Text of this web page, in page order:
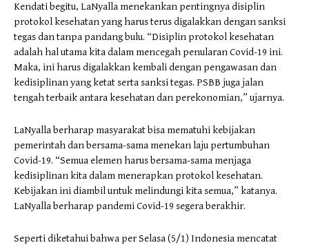
Kendati begitu, LaNyalla menekankan pentingnya disiplin
protokol kesehatan yang harus terus digalakkan dengan sanksi
tegas dan tanpa pandang bulu. “Disiplin protokol kesehatan
adalah hal utama kita dalam mencegah penularan Covid-19 ini.
Maka, ini harus digalakkan kembali dengan pengawasan dan
kedisiplinan yang ketat serta sanksi tegas. PSBB juga jalan
tengah terbaik antara kesehatan dan perekonomian,” ujarnya.
LaNyalla berharap masyarakat bisa mematuhi kebijakan
pemerintah dan bersama-sama menekan laju pertumbuhan
Covid-19. “Semua elemen harus bersama-sama menjaga
kedisiplinan kita dalam menerapkan protokol kesehatan.
Kebijakan ini diambil untuk melindungi kita semua,” katanya.
LaNyalla berharap pandemi Covid-19 segera berakhir.
Seperti diketahui bahwa per Selasa (5/1) Indonesia mencatat